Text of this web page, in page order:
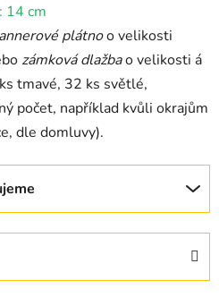
14 cm
plátnoo velikosti
zámková dlažbao velikosti á
tmavé, 32 ks světlé,
počet, například kvůli okrajům
dle domluvy).